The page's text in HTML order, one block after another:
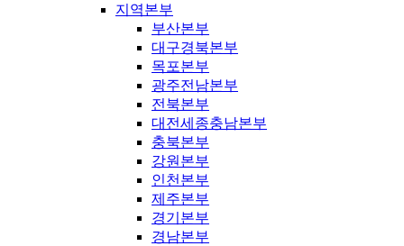
지역본부
부산본부
대구경북본부
목포본부
광주전남본부
전북본부
대전세종충남본부
충북본부
강원본부
인천본부
제주본부
경기본부
경남본부